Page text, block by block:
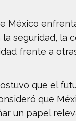
México
seguridad, la
frente a
que el
que
un papel